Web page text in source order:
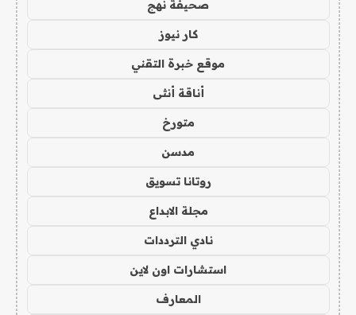
صحيفة نهج
كار نيوز
موقع خبرة التقني
أناقة أنثى
متورخ
مدسن
روتانا تسويق
مجلة الابداع
نادي الترددات
استشارات اون لاين
المعارف